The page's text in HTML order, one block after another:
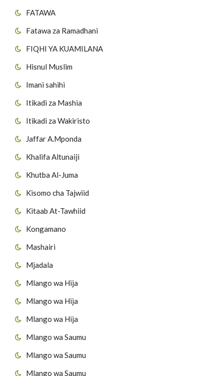
FATAWA
Fatawa za Ramadhani
FIQHI YA KUAMILANA
Hisnul Muslim
Imani sahihi
Itikadi za Mashia
Itikadi za Wakiristo
Jaffar A.Mponda
Khalifa Altunaiji
Khutba Al-Juma
Kisomo cha Tajwiid
Kitaab At-Tawhiid
Kongamano
Mashairi
Mjadala
Mlango wa Hija
Mlango wa Hija
Mlango wa Hija
Mlango wa Saumu
Mlango wa Saumu
Mlango wa Saumu